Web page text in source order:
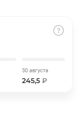
30 августа
245,5 ₽